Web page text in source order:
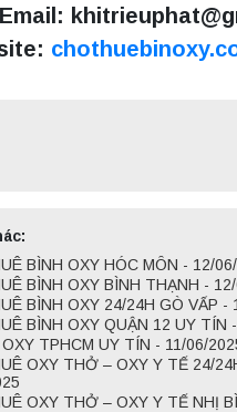
Email:
BÌNH OXY HÓC MÔN - 12/
BÌNH OXY BÌNH THẠNH -
BÌNH OXY 24/24H GÒ VẤP -
BÌNH OXY QUẬN 12 UY TÍN
TPHCM UY TÍN - 11/06/
OXY THỞ – OXY Y TẾ 24/
OXY THỞ – OXY Y TẾ NHỊ